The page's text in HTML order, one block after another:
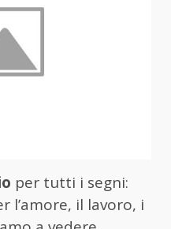
per tutti i segni:
l’amore, il lavoro, i